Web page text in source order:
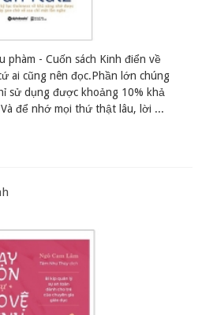
phàm - Cuốn sách Kinh điển về
ai cũng nên đọc.Phần lớn chúng
sử dụng được khoảng 10% khả
để nhớ mọi thứ thật lâu, lời ...